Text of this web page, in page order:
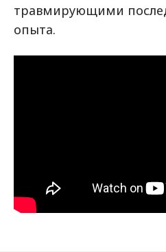
травмирующими
опыта.